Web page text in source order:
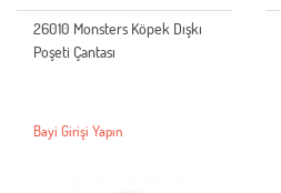
26010 Monsters Köpek Dışkı
Poşeti Çantası
Bayi Girişi Yapın